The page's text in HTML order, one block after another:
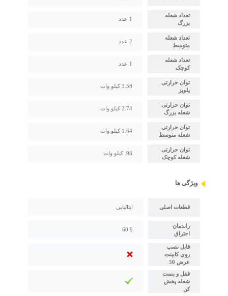
تعداد شعله
بزرگ
1 عدد
تعداد شعله
متوسط
2 عدد
تعداد شعله
کوچک
1 عدد
توان حرارتی
پلوپز
3.58 کیلو وات
توان حرارتی
شعله بزرگ
2.74 کیلو وات
توان حرارتی
شعله متوسط
1.64 کیلو وات
توان حرارتی
شعله کوچک
98. کیلو وات
ویژگی ها
قطعات اصلی ایتالیایی
راندمان
احتراق
60.9
قابل نصب
روی کابینت
عرض 50
قفل و بست
شعله پخش
کن